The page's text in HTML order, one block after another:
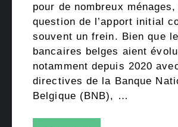
pour de nombreux
question de l’apport initial
souvent un frein. Bien que
bancaires belges aient
notamment depuis 2020
directives de la Banque
Belgique (BNB), …